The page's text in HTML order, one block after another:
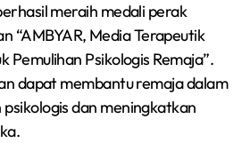
meraih medali perak
“AMBYAR, Media Terapeutik
Pemulihan Psikologis Remaja”.
dapat membantu remaja dalam
dan meningkatkan